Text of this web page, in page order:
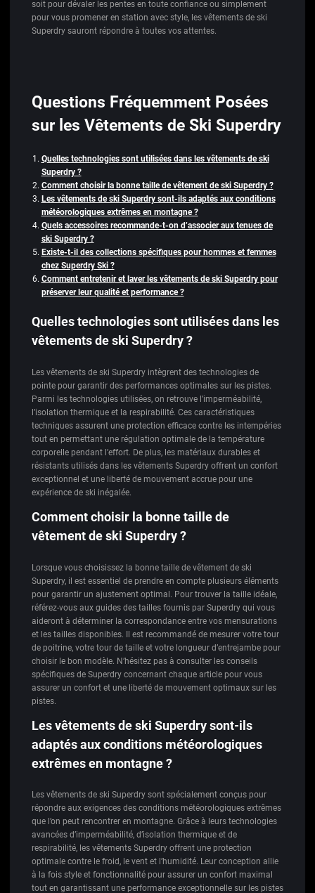
soit pour dévaler les pentes en toute confiance ou simplement
pour vous promener en station avec style, les vêtements de ski
Superdry sauront répondre à toutes vos attentes.
Questions Fréquemment Posées
sur les Vêtements de Ski Superdry
Quelles technologies sont utilisées dans les vêtements de ski
Superdry ?
Comment choisir la bonne taille de vêtement de ski Superdry ?
Les vêtements de ski Superdry sont-ils adaptés aux conditions
météorologiques extrêmes en montagne ?
Quels accessoires recommande-t-on d’associer aux tenues de
ski Superdry ?
Existe-t-il des collections spécifiques pour hommes et femmes
chez Superdry Ski ?
Comment entretenir et laver les vêtements de ski Superdry pour
préserver leur qualité et performance ?
Quelles technologies sont utilisées dans les
vêtements de ski Superdry ?
Les vêtements de ski Superdry intègrent des technologies de
pointe pour garantir des performances optimales sur les pistes.
Parmi les technologies utilisées, on retrouve l’imperméabilité,
l’isolation thermique et la respirabilité. Ces caractéristiques
techniques assurent une protection efficace contre les intempéries
tout en permettant une régulation optimale de la température
corporelle pendant l’effort. De plus, les matériaux durables et
résistants utilisés dans les vêtements Superdry offrent un confort
exceptionnel et une liberté de mouvement accrue pour une
expérience de ski inégalée.
Comment choisir la bonne taille de
vêtement de ski Superdry ?
Lorsque vous choisissez la bonne taille de vêtement de ski
Superdry, il est essentiel de prendre en compte plusieurs éléments
pour garantir un ajustement optimal. Pour trouver la taille idéale,
référez-vous aux guides des tailles fournis par Superdry qui vous
aideront à déterminer la correspondance entre vos mensurations
et les tailles disponibles. Il est recommandé de mesurer votre tour
de poitrine, votre tour de taille et votre longueur d’entrejambe pour
choisir le bon modèle. N’hésitez pas à consulter les conseils
spécifiques de Superdry concernant chaque article pour vous
assurer un confort et une liberté de mouvement optimaux sur les
pistes.
Les vêtements de ski Superdry sont-ils
adaptés aux conditions météorologiques
extrêmes en montagne ?
Les vêtements de ski Superdry sont spécialement conçus pour
répondre aux exigences des conditions météorologiques extrêmes
que l’on peut rencontrer en montagne. Grâce à leurs technologies
avancées d’imperméabilité, d’isolation thermique et de
respirabilité, les vêtements Superdry offrent une protection
optimale contre le froid, le vent et l’humidité. Leur conception allie
à la fois style et fonctionnalité pour assurer un confort maximal
tout en garantissant une performance exceptionnelle sur les pistes